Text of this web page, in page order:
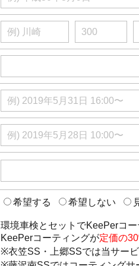
希望する 希望しない
環境車検とセットでKeePerコ
KeePerコーティングが定価の
※衣笠SS・上郷SSでは当サービ